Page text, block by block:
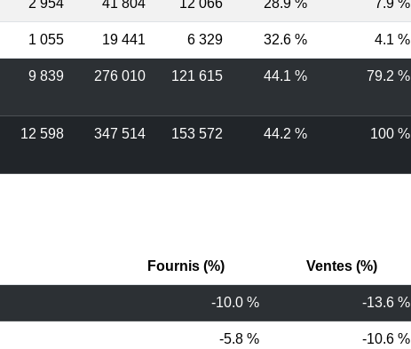
2 954 41 804 12 066 28.9 % 7.9 %
1 055 19 441 6 329 32.6 % 4.1 %
9 839 276 010 121 615 44.1 % 79.2 %
12 598 347 514 153 572 44.2 % 100 %
Fournis (%) Ventes (%)
-10.0 % -13.6 %
-5.8 % -10.6 %